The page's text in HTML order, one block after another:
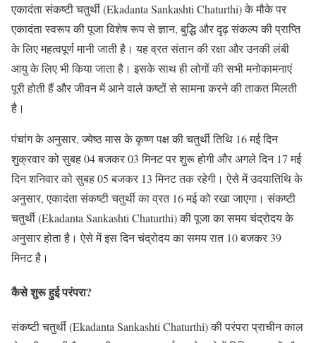
एकादंता संकष्टी चतुर्थी (Ekadanta Sankashti Chaturthi) के मौके पर
एकादंता स्वरूप की पूजा विशेष रूप से ज्ञान, बुद्धि और दृढ़ संकल्प की प्राप्ति
के लिए महत्वपूर्ण मानी जाती है। यह व्रत संतान की रक्षा और उनकी लंबी
आयु के लिए भी किया जाता है। इसके साथ ही लोगों की सभी मनोकामनाएं
पूरी होती हैं और जीवन में आने वाले कष्टों से सामना करने की ताकत मिलती
है।
पंचांग के अनुसार, ज्येष्ठ मास के कृष्ण पक्ष की चतुर्थी तिथि 16 मई दिन
शुक्रवार को सुबह 04 बजकर 03 मिनट पर शुरू होगी और अगले दिन 17 मई
दिन शनिवार को सुबह 05 बजकर 13 मिनट तक रहेगी। ऐसे में उदयातिथि के
अनुसार, एकादंता संकष्टी चतुर्थी का व्रत 16 मई को रखा जाएगा। संकष्टी
चतुर्थी (Ekadanta Sankashti Chaturthi) की पूजा का समय चंद्रोदय के
अनुसार होता है। ऐसे में इस दिन चंद्रोदय का समय रात 10 बजकर 39
मिनट है।
कैसे शुरू हुई परंपरा?
संकष्टी चतुर्थी (Ekadanta Sankashti Chaturthi) की परंपरा प्राचीन काल